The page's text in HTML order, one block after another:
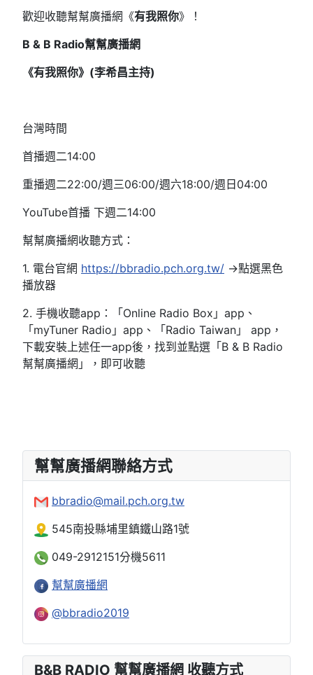
歡迎收聽幫幫廣播網《有我照你》！
B & B Radio幫幫廣播網
《有我照你》(李希昌主持)
台灣時間
首播週二14:00
重播週二22:00/週三06:00/週六18:00/週日04:00
YouTube首播 下週二14:00
幫幫廣播網收聽方式：
1. 電台官網 https://bbradio.pch.org.tw/ →點選黑色
播放器
2. 手機收聽app：「Online Radio Box」app、
「myTuner Radio」app、「Radio Taiwan」 app，
下載安裝上述任一app後，找到並點選「B & B Radio
幫幫廣播網」，即可收聽
幫幫廣播網聯絡方式
bbradio@mail.pch.org.tw
545南投縣埔里鎮鐵山路1號
049-2912151分機5611
幫幫廣播網
@bbradio2019
B&B RADIO 幫幫廣播網 收聽方式